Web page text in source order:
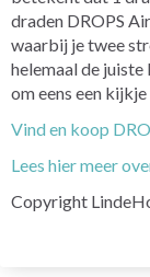
draden DROPS
waarbij je twee
helemaal de juiste
om eens een
Vind en koop
Lees hier meer
Copyright